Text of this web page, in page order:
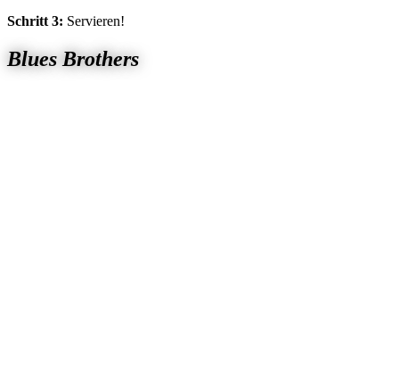
Schritt 3: Servieren!
Blues Brothers